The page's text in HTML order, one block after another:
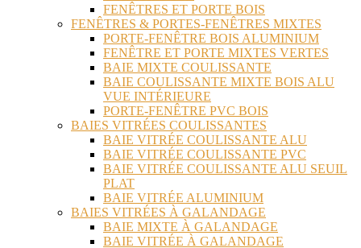
FENÊTRES ET PORTE BOIS
FENÊTRES & PORTES-FENÊTRES MIXTES
PORTE-FENÊTRE BOIS ALUMINIUM
FENÊTRE ET PORTE MIXTES VERTES
BAIE MIXTE COULISSANTE
BAIE COULISSANTE MIXTE BOIS ALU
VUE INTÉRIEURE
PORTE-FENÊTRE PVC BOIS
BAIES VITRÉES COULISSANTES
BAIE VITRÉE COULISSANTE ALU
BAIE VITRÉE COULISSANTE PVC
BAIE VITRÉE COULISSANTE ALU SEUIL
PLAT
BAIE VITRÉE ALUMINIUM
BAIES VITRÉES À GALANDAGE
BAIE MIXTE À GALANDAGE
BAIE VITRÉE À GALANDAGE